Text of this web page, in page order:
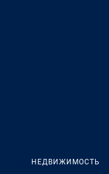
НЕДВИЖИМОСТЬ